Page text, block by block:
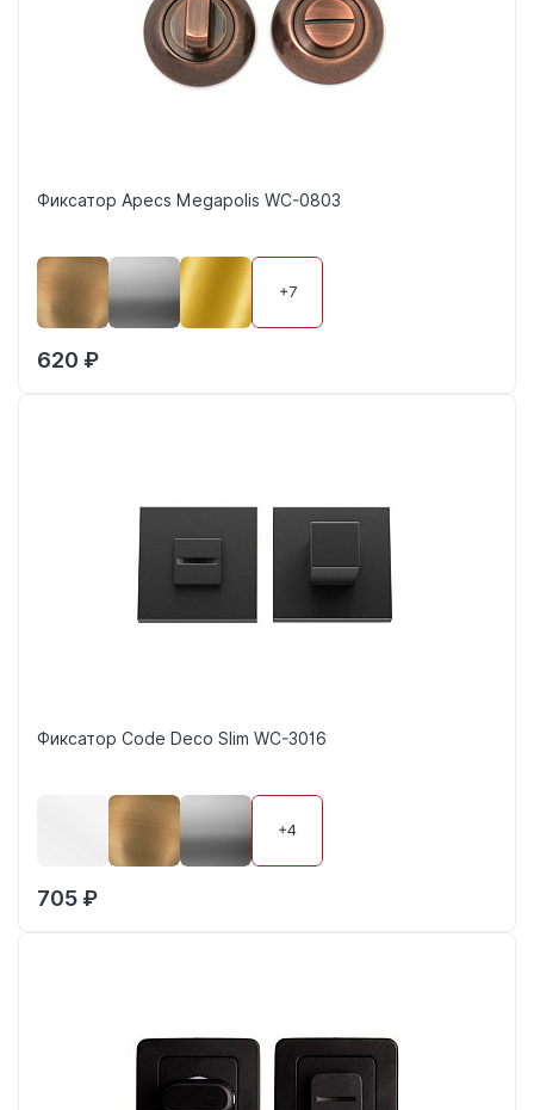
Фиксатор Apecs Megapolis WC-0803
+7
620 ₽
Фиксатор Code Deco Slim WC-3016
+4
705 ₽